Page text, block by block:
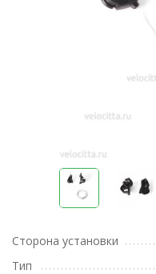
Сторона установки
Тип